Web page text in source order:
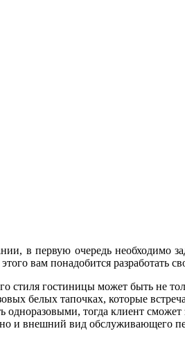
в первую очередь необходимо
вам понадобится
стиля гостиницы может быть не
белых тапочках, которые
тогда клиент
но и внешний вид обслуживающего